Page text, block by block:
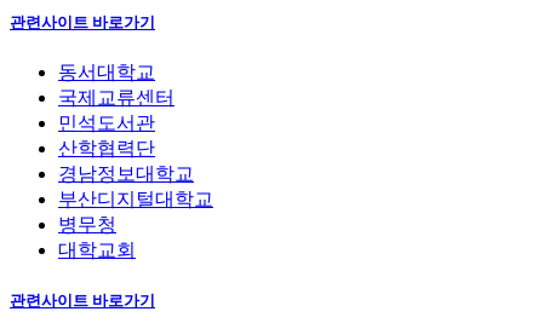
관련사이트 바로가기
동서대학교
국제교류센터
민석도서관
산학협력단
경남정보대학교
부산디지털대학교
병무청
대학교회
관련사이트 바로가기